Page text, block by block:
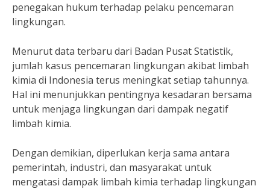
penegakan hukum terhadap pelaku pencemaran
lingkungan.
Menurut data terbaru dari Badan Pusat Statistik,
jumlah kasus pencemaran lingkungan akibat limbah
kimia di Indonesia terus meningkat setiap tahunnya.
Hal ini menunjukkan pentingnya kesadaran bersama
untuk menjaga lingkungan dari dampak negatif
limbah kimia.
Dengan demikian, diperlukan kerja sama antara
pemerintah, industri, dan masyarakat untuk
mengatasi dampak limbah kimia terhadap lingkungan